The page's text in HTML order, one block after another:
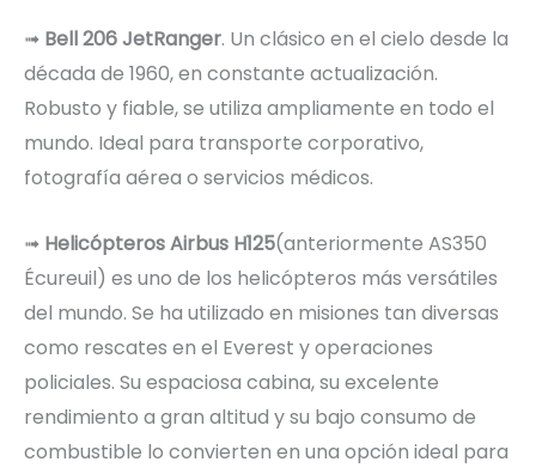
➟ Bell 206 JetRanger. Un clásico en el cielo desde la
década de 1960, en constante actualización.
Robusto y fiable, se utiliza ampliamente en todo el
mundo. Ideal para transporte corporativo,
fotografía aérea o servicios médicos.
➟ Helicópteros Airbus H125(anteriormente AS350
Écureuil) es uno de los helicópteros más versátiles
del mundo. Se ha utilizado en misiones tan diversas
como rescates en el Everest y operaciones
policiales. Su espaciosa cabina, su excelente
rendimiento a gran altitud y su bajo consumo de
combustible lo convierten en una opción ideal para